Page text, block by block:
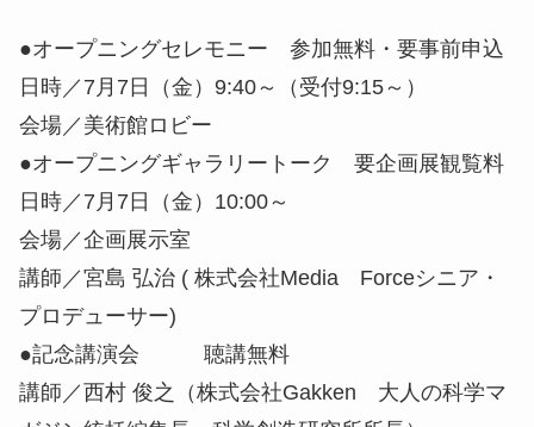
●オープニングセレモニー 参加無料・要事前申込
日時／7月7日（金）9:40～（受付9:15～）
会場／美術館ロビー
●オープニングギャラリートーク 要企画展観覧料
日時／7月7日（金）10:00～
会場／企画展示室
講師／宮島 弘治 ( 株式会社Media Forceシニア・
プロデューサー)
●記念講演会 聴講無料
講師／西村 俊之（株式会社Gakken 大人の科学マ